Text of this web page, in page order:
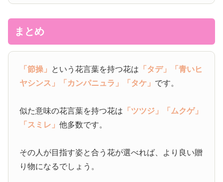
まとめ
「節操」 という花言葉を持つ花は 「タデ」
「青いヒ
ヤシンス」
「カンパニュラ」 「タケ」 です。
似た意味の花言葉を持つ花は 「ツツジ」
「ムクゲ」
「スミレ」他多数です。
その人が目指す姿と合う花が選べれば、より良い贈
り物になるでしょう。